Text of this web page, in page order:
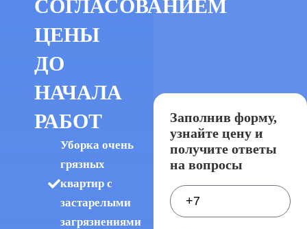
СОГЛАСОВАНИЕМ
ЦЕНЫ
ДО
НАЧАЛА
РАБОТ
Уборка очень
грязных
квартир с
застарелыми
загрязнениями
Заполнив форму,
узнайте цену и
получите ответы
на вопросы